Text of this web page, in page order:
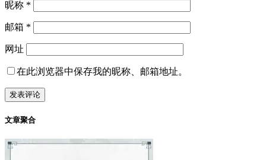
昵称 *
邮箱 *
网址
在此浏览器中保存我的昵称、邮箱地址。
文章聚合